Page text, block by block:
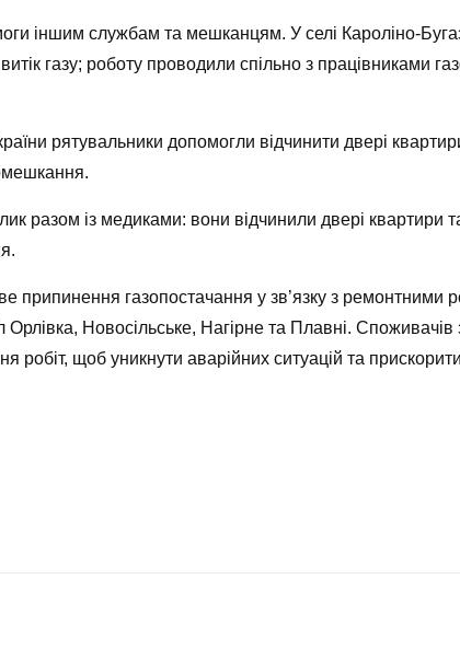
іншим службам та мешканцям. У селі
газу; роботу проводили спільно з працівниками
рятувальники допомогли відчинити двері
разом із медиками: вони відчинили двері квартири
припинення газопостачання у зв’язку з ремонтними
Новосільське, Нагірне та Плавні. Споживачів
робіт, щоб уникнути аварійних ситуацій та